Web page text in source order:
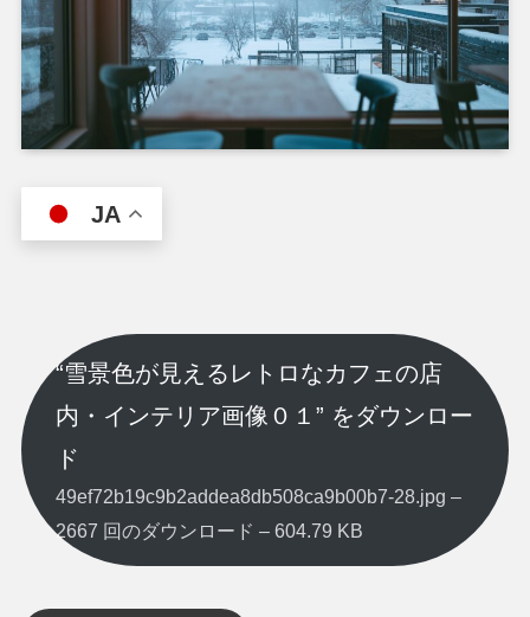
JA
“雪景色が見えるレトロなカフェの店
内・インテリア画像０１” をダウンロー
ド
49ef72b19c9b2addea8db508ca9b00b7-28.jpg –
2667 回のダウンロード – 604.79 KB